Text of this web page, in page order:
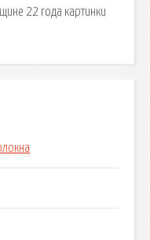
22 года картинки